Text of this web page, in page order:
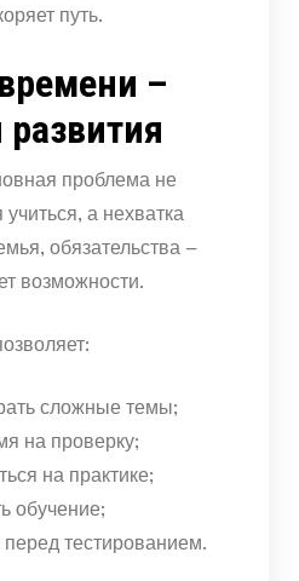
путь.
–
развития
проблема не
а нехватка
обязательства –
возможности.
сложные темы;
на проверку;
на практике;
обучение;
перед тестированием.